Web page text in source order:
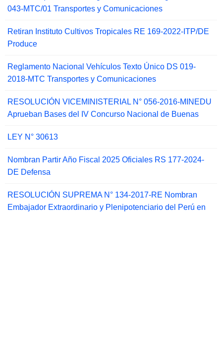
043-MTC/01 Transportes y Comunicaciones
Retiran Instituto Cultivos Tropicales RE 169-2022-ITP/DE
Produce
Reglamento Nacional Vehículos Texto Único DS 019-
2018-MTC Transportes y Comunicaciones
RESOLUCIÓN VICEMINISTERIAL N° 056-2016-MINEDU
Aprueban Bases del IV Concurso Nacional de Buenas
LEY N° 30613
Nombran Partir Año Fiscal 2025 Oficiales RS 177-2024-
DE Defensa
RESOLUCIÓN SUPREMA N° 134-2017-RE Nombran
Embajador Extraordinario y Plenipotenciario del Perú en